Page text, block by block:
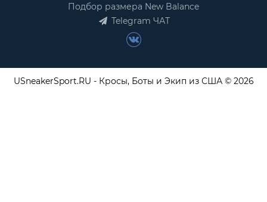
Подбор размера New Balance
Telegram ЧАТ
USneakerSport.RU - Кросы, Боты и Экип из США © 2026